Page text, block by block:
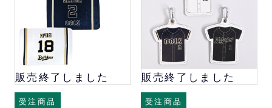
販売終了しました
受注商品
販売終了しました
受注商品